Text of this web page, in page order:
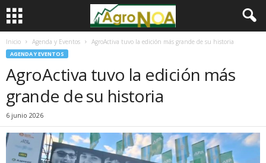
Inicio Agenda y Eventos AgroActiva tuvo la edición más grande de su historia
AGENDA Y EVENTOS
AgroActiva tuvo la edición más
grande de su historia
6 junio 2026